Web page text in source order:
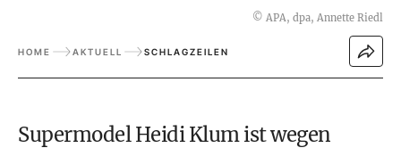
© APA, dpa, Annette Riedl
HOME AKTUELL SCHLAGZEILEN
Supermodel Heidi Klum ist wegen